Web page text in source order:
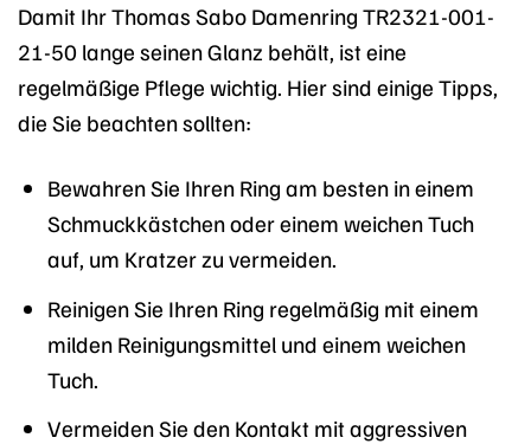
Damit Ihr Thomas Sabo Damenring TR2321-001-
21-50 lange seinen Glanz behält, ist eine
regelmäßige Pflege wichtig. Hier sind einige Tipps,
die Sie beachten sollten:
Bewahren Sie Ihren Ring am besten in einem
Schmuckkästchen oder einem weichen Tuch
auf, um Kratzer zu vermeiden.
Reinigen Sie Ihren Ring regelmäßig mit einem
milden Reinigungsmittel und einem weichen
Tuch.
Vermeiden Sie den Kontakt mit aggressiven